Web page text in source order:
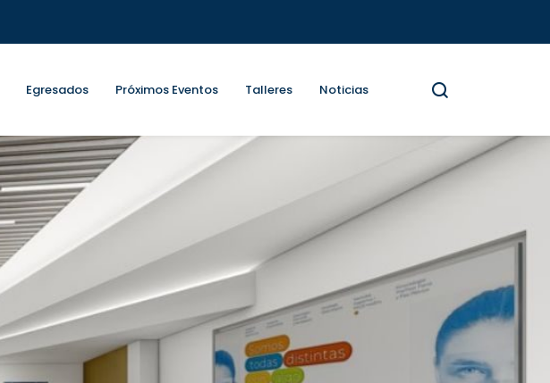
Egresados Próximos Eventos Talleres Noticias